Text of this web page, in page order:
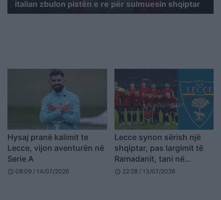
italian zbulon pistën e re për sulmuesin shqiptar
Hysaj pranë kalimit te
Lecce, vijon aventurën në
Serie A
schedule 08:09 / 14/07/2026
Lecce synon sërish një
shqiptar, pas largimit të
Ramadanit, tani në
shënjestër është
schedule 22:28 / 13/07/2026